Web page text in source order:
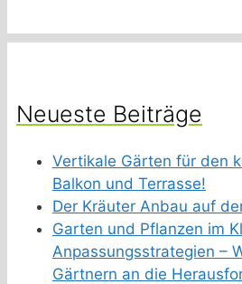
Neueste Beiträge
Vertikale Gärten für den
Balkon und Terrasse!
Der Kräuter Anbau auf
Garten und Pflanzen im
Anpassungsstrategien –
Gärtnern an die